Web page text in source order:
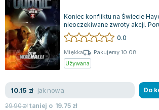
Eric Helms
Anna Prus (oprac.)
Nela Mała Reporterka
Agnieszka Maciąg
Barbara Wrzesińska
Virginia Woolf
Lorraine Warren
Koniec konfliktu na Świecie
nieoczekiwane zwroty akcji.
dopiero co awansowana,
0.0
Miękka
Pakujemy 10.08
Używana
10.15 zł jak nowa
29.90złtaniej o 19.75 zł
Do